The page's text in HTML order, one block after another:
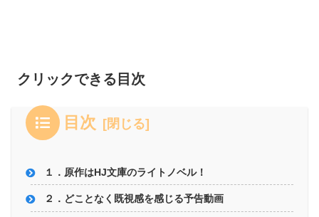
クリックできる目次
目次
１．原作はHJ文庫のライトノベル！
２．どことなく既視感を感じる予告動画